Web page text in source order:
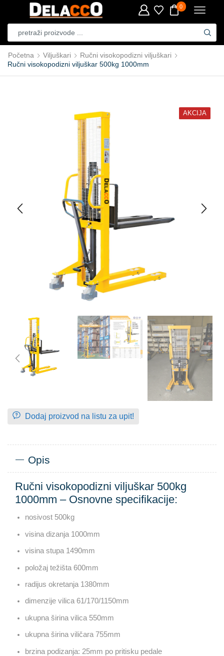
0
Početna Viljuškari
Ručni visokopodizni viljuškari
Ručni visokopodizni viljuškar 500kg 1000mm
AKCIJA
Dodaj proizvod na listu za upit!
Opis
Ručni visokopodizni viljuškar 500kg
1000mm – Osnovne specifikacije:
nosivost 500kg
visina dizanja 1000mm
visina stupa 1490mm
položaj težišta 600mm
radijus okretanja 1380mm
dimenzije vilica 61/170/1150mm
ukupna širina vilica 550mm
ukupna širina viličara 755mm
brzina podizanja: 25mm po pritisku pedale